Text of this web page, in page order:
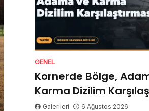
GENEL
Kornerde Bölge,
Karma Dizilim
Galerileri 6 Ağustos 2026